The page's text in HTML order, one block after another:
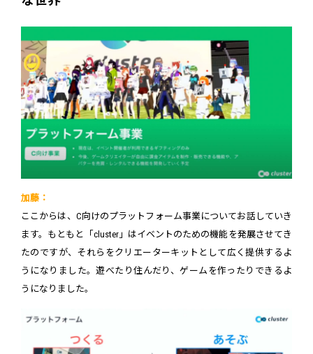
加藤：
ここからは、C向けのプラットフォーム事業についてお話していき
ます。もともと「cluster」はイベントのための機能を発展させてき
たのですが、それらをクリエーターキットとして広く提供するよ
うになりました。遊べたり住んだり、ゲームを作ったりできるよ
うになりました。